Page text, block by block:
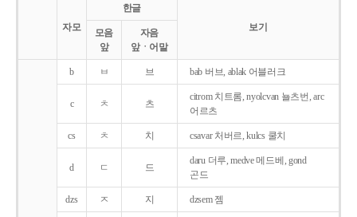
자모
한글
보기
모음
앞
자음
앞ㆍ어말
b ㅂ 브 bab 버브, ablak 어블러크
c ㅊ 츠
citrom 치트롬, nyolcvan 뇰츠번, arc
어르츠
cs ㅊ 치 csavar 처버르, kulcs 쿨치
d ㄷ 드
daru 더루, medve 메드베, gond
곤드
dzs ㅈ 지 dzsem 젬